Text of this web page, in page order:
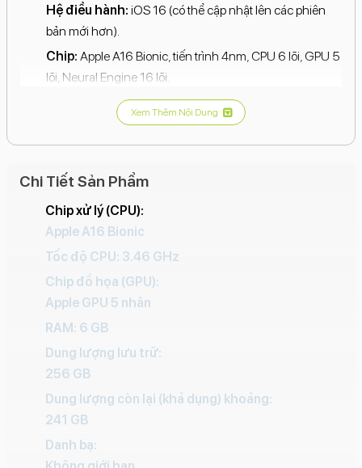
Chi Tiết Sản Phẩm
Chip xử lý (CPU):
Apple A16 Bionic
Tốc độ CPU: 3.46 GHz
Chip đồ họa (GPU):
Apple GPU 5 nhân
RAM: 6 GB
Dung lượng lưu trữ:
256 GB
Dung lượng còn lại (khả dụng) khoảng:
241 GB
Danh bạ:
Hệ điều hành: iOS 16 (có thể cập nhật lên các phiên
bản mới hơn).
Chip: Apple A16 Bionic, tiến trình 4nm, CPU 6 lõi, GPU 5
lõi, Neural Engine 16 lõi.
Bộ nhớ trong:256GB.
Chính: 48MP, f/1.78, OIS thế hệ 2.
Telephoto: 12MP, f/2.8, zoom quang học 3x, OIS.
Camera trước:
12MP, hỗ trợ autofocus và các tính
Kết nối: 5G, Wi-Fi 6, Bluetooth 5.3, NFC, eSIM.
Pin: 4323 mAh, hỗ trợ sạc nhanh 20W, sạc không dây
Tính năng khác:
Kích thước:
Xem Thêm Nội Dung